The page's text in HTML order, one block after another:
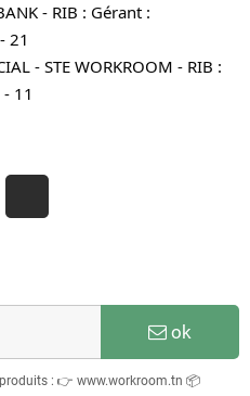
- RIB : Gérant :
21
- STE WORKROOM - RIB :
11
ok
: 👉 www.workroom.tn 📦